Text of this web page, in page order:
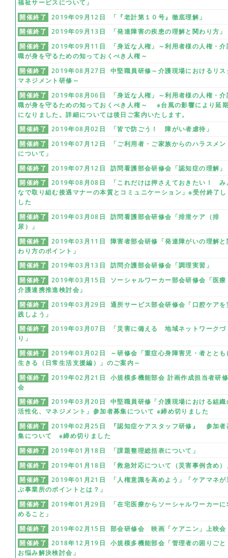
福祉サービスについて」
開催終了
2019年09月12日 「『老計第１０号』徹底理解」
開催終了
2019年09月13日 「発達障害の疾患の理解と関わり方」
開催終了
2019年09月11日 「身近な人権」～利用者様の人権・介
職が身を守るための知っておくべき人権～
開催終了
2019年08月27日 中堅職員研修～介護現場におけるリス
マネジメント研修～
開催終了
2019年08月06日 「身近な人権」～利用者様の人権・介
職が身を守るための知っておくべき人権～ ※台風の影響により延
になりました。詳細については後日ご案内いたします。
開催終了
2019年08月02日 「皆で防ごう！ 障がい者虐待」
開催終了
2019年07月12日 「ご利用者・ご家族からのハラスメン
について」
開催終了
2019年07月12日 訪問看護部会研修会「認知症の理解」
開催終了
2019年08月08日 「これだけは押さえておきたい！ み
なで取り組む接遇マナーの本質とコミュニケーション」※受付終了
した
開催終了
2019年03月08日 訪問看護部会研修会「排泄ケア（排
尿）」
開催終了
2019年03月11日 障害者部会研修「発達障がいの理解と
わり方のポイント」
開催終了
2019年03月13日 訪問介護部会研修会「調理実習」
開催終了
2019年03月15日 ソーシャルワーカー部会研修会「医療
介護連携推進検討会」
開催終了
2019年03月29日 通所サービス部会研修会「口腔ケアを
践しよう」
開催終了
2019年03月07日 「災害に備える 地域ネットワークづ
り」
開催終了
2019年03月02日 ～研修会「重症心身障害児・者ととも
生きる（日常生活支援編）」のご案内～
開催終了
2019年02月21日 小規模多機能部会 計画作成担当者研
会
開催終了
2019年03月20日 中堅職員研修「介護現場における組織
活性化、マネジメント」参加者募集について ※締め切りました
開催終了
2019年02月25日 『認知症ケアスタッフ研修』 参加者
集について ※締め切りました
開催終了
2019年01月18日 「課題整理総括表について」
開催終了
2019年01月18日 「救急対応について（災害事例含め）
開催終了
2019年01月21日 「人権意識を高めよう」「ケアマネが
ぶ事業所のポイントとは？」
開催終了
2019年01月29日 「在宅医療からソーシャルワーカーに
めること」
開催終了
2019年02月15日 部会研修会 映画「ケアニン」上映会
開催終了
2018年12月19日 小規模多機能部会「管理者の困りごと
お悩み解決検討会」